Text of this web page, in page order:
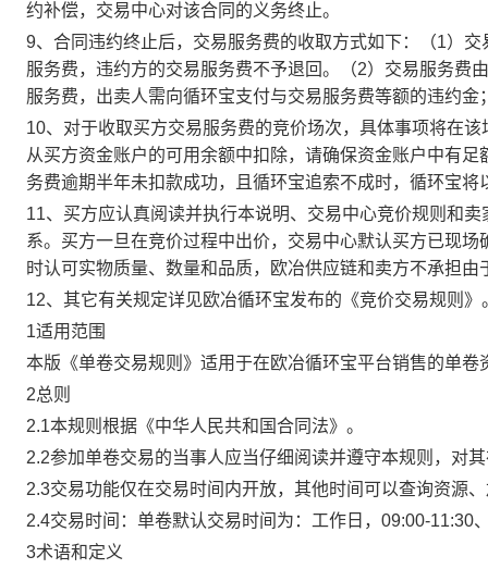
约补偿，交易中心对该合同的义务终止。
9、合同违约终止后，交易服务费的收取方式如下：（1）
服务费，违约方的交易服务费不予退回。（2）交易服务费
服务费，出卖人需向循环宝支付与交易服务费等额的违约
10、对于收取买方交易服务费的竞价场次，具体事项将在
从买方资金账户的可用余额中扣除，请确保资金账户中有
务费逾期半年未扣款成功，且循环宝追索不成时，循环宝将
11、买方应认真阅读并执行本说明、交易中心竞价规则和
系。买方一旦在竞价过程中出价，交易中心默认买方已现
时认可实物质量、数量和品质，欧冶供应链和卖方不承担由
12、其它有关规定详见欧冶循环宝发布的《竞价交易规则》
1适用范围
本版《单卷交易规则》适用于在欧冶循环宝平台销售的单卷
2总则
2.1本规则根据《中华人民共和国合同法》。
2.2参加单卷交易的当事人应当仔细阅读并遵守本规则，对
2.3交易功能仅在交易时间内开放，其他时间可以查询资源
2.4交易时间：单卷默认交易时间为：工作日，09:00-11:30
3术语和定义